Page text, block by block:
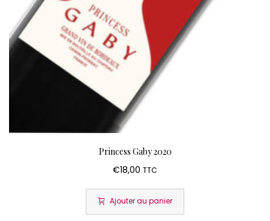
Princess Gaby 2020
€18,00 TTC
Ajouter au panier